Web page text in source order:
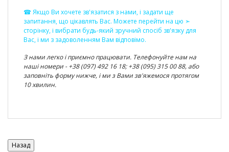
☎ Якщо Ви хочете зв'язатися з нами, і задати ще
запитання, що цікавлять Вас. Можете перейти на цю ➣
сторінку, і вибрати будь-який зручний спосіб зв'язку для
Вас, і ми з задоволенням Вам відповімо.
З нами легко і приємно працювати. Телефонуйте нам на
наші номери - +38 (097) 492 16 18; +38 (095) 315 00 88, або
заповніть форму нижче, і ми з Вами зв'яжемося протягом
10 хвилин.